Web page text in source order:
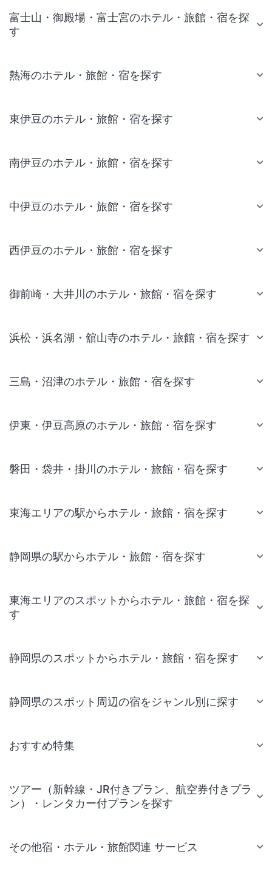
富士山・御殿場・富士宮のホテル・旅館・宿を探
す
熱海のホテル・旅館・宿を探す
東伊豆のホテル・旅館・宿を探す
南伊豆のホテル・旅館・宿を探す
中伊豆のホテル・旅館・宿を探す
西伊豆のホテル・旅館・宿を探す
御前崎・大井川のホテル・旅館・宿を探す
浜松・浜名湖・舘山寺のホテル・旅館・宿を探す
三島・沼津のホテル・旅館・宿を探す
伊東・伊豆高原のホテル・旅館・宿を探す
磐田・袋井・掛川のホテル・旅館・宿を探す
東海エリアの駅からホテル・旅館・宿を探す
静岡県の駅からホテル・旅館・宿を探す
東海エリアのスポットからホテル・旅館・宿を探
す
静岡県のスポットからホテル・旅館・宿を探す
静岡県のスポット周辺の宿をジャンル別に探す
おすすめ特集
ツアー（新幹線・JR付きプラン、航空券付きプラ
ン）・レンタカー付プランを探す
その他宿・ホテル・旅館関連 サービス